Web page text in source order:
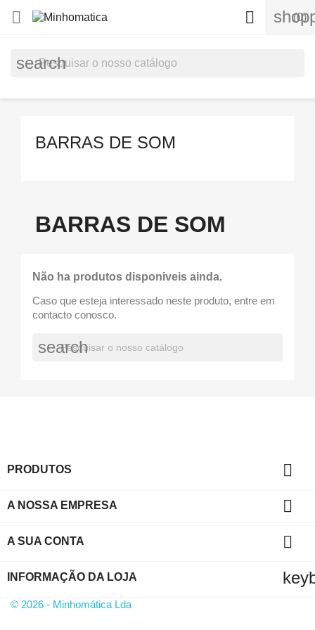
 (0)

search
BARRAS DE SOM
BARRAS DE SOM
Não ha produtos disponiveis ainda.
Caso que esteja interessado neste produto, entre em
contacto conosco.
search
PRODUTOS 
A NOSSA EMPRESA 
A SUA CONTA 
INFORMAÇÃO DA LOJA
© 2026 - Minhomática Lda